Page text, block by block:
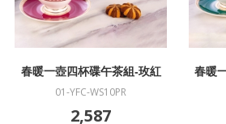
春暖一壺四杯碟午茶組-玫紅
01-YFC-WS10PR
2,587
春暖